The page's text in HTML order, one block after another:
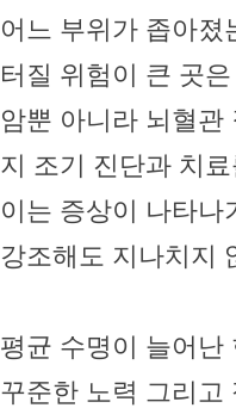
어느 부위가 좁아졌
터질 위험이 큰 곳
암뿐 아니라 뇌혈
지 조기 진단과 치
이는 증상이 나타
강조해도 지나치지
평균 수명이 늘어난
꾸준한 노력 그리고